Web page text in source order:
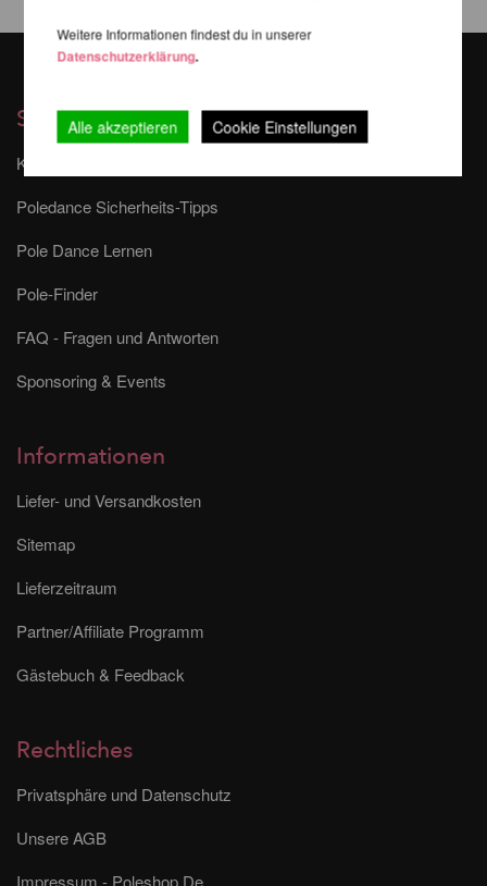
Services
Kontakt
Poledance Sicherheits-Tipps
Pole Dance Lernen
Pole-Finder
FAQ - Fragen und Antworten
Sponsoring & Events
Informationen
Liefer- und Versandkosten
Sitemap
Lieferzeitraum
Partner/Affiliate Programm
Gästebuch & Feedback
Rechtliches
Privatsphäre und Datenschutz
Unsere AGB
Impressum - Poleshop.De
Weitere Informationen findest du in unserer
Datenschutzerklärung.
Alle akzeptieren Cookie Einstellungen